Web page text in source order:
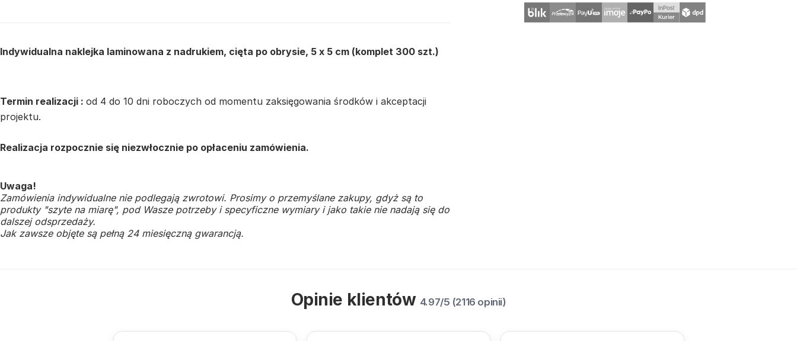
Indywidualna naklejka laminowana z nadrukiem, cięta po obrysie, 5 x 5 cm (komplet 300 szt.)
Termin realizacji : od 4 do 10 dni roboczych od momentu zaksięgowania środków i akceptacji
projektu.
Realizacja rozpocznie się niezwłocznie po opłaceniu zamówienia.
Uwaga!
Zamówienia indywidualne nie podlegają zwrotowi. Prosimy o przemyślane zakupy, gdyż są to
produkty "szyte na miarę", pod Wasze potrzeby i specyficzne wymiary i jako takie nie nadają się do
dalszej odsprzedaży.
Jak zawsze objęte są pełną 24 miesięczną gwarancją.
Opinie klientów 4.97/5 (2116 opinii)